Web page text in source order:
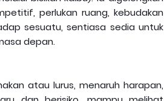
perlukan ruang, kebudakan
sesuatu, sentiasa sedia untuk
depan.
atau lurus, menaruh harapan,